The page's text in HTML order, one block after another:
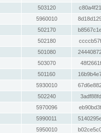
503120
5960010
502170
502180
501080
503070
501160
5930010
502240
5970096
5990011
5950010